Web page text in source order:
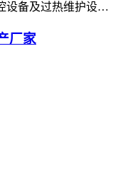
设备及过热维护设…
厂家